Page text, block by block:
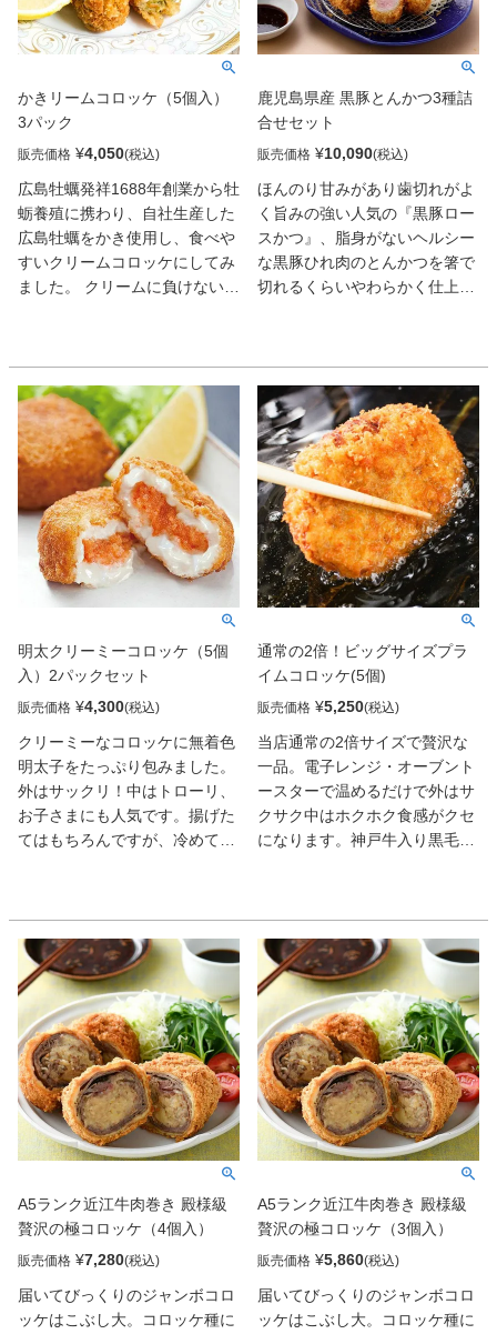
社ブランド豚だからこそ成し得
た、他とは一線を画すプロの自
【蔵王牛コロッケ】ブランド牛
「蔵王牛」を100％使用。黒毛
和牛の脂の旨みと、赤身の野性
牛の肉質を活かし、本場北海道
産のじゃがいもと合わせまし
た。外はサクサク、中はじゃが
いもの甘みと肉の旨みが凝縮さ
れた至福の味わい。ソースなし
品です。
生産者の志が詰まった、牛肉と
豚肉の最高峰の美味しさを、ぜ
ひご家庭で心ゆくまでご堪能く
ださい。
妥協なき素材選びと試行錯誤の
末に完成した、プロの想いが形
となった逸品をぜひご堪能くだ
さい。
かきリームコロッケ（5個入）
3パック
販売価格 ¥4,050
広島牡蠣発祥1688年創業から牡
蛎養殖に携わり、自社生産した
広島牡蠣をかき使用し、食べや
すいクリームコロッケにしてみ
ました。 クリームに負けない牡
鹿児島県産 黒豚とんかつ3種詰
合せセット
販売価格 ¥10,090
ほんのり甘みがあり歯切れがよ
く旨みの強い人気の『黒豚ロー
スかつ』、脂身がないヘルシー
な黒豚ひれ肉のとんかつを箸で
切れるくらいやわらかく仕上げ
かつ』の3種セット。鹿児島県
産の本物の六白黒豚ならではの
黒豚のとんかつを美味しさその
まま急速冷凍しました。ほんの
りした甘みと強い旨み、 サクッ
とした歯切れのよさは揚げたて
そのもの。調理済みなので揚げ
るお手間がかからず、電子レン
ジで温めるだけでお楽しみいた
だけます。
明太クリーミーコロッケ（5個
入）2パックセット
販売価格 ¥4,300
クリーミーなコロッケに無着色
明太子をたっぷり包みました。
外はサックリ！中はトローリ、
お子さまにも人気です。揚げた
てはもちろんですが、冷めても
かずやお弁当にもおすすめで
す。
通常の2倍！ビッグサイズプラ
イムコロッケ(5個)
販売価格 ¥5,250
当店通常の2倍サイズで贅沢な
一品。電子レンジ・オーブント
ースターで温めるだけで外はサ
クサク中はホクホク食感がクセ
になります。神戸牛入り黒毛和
A5ランク近江牛肉巻き 殿様級
贅沢の極コロッケ（4個入）
販売価格 ¥7,280
届いてびっくりのジャンボコロ
ッケはこぶし大。コロッケ種に
A5ランク近江牛肉巻き 殿様級
贅沢の極コロッケ（3個入）
販売価格 ¥5,860
届いてびっくりのジャンボコロ
ッケはこぶし大。コロッケ種に